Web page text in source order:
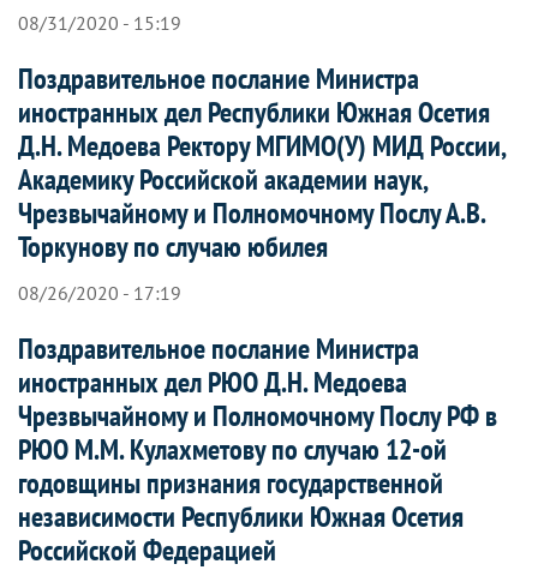
08/31/2020 - 15:19
Поздравительное послание Министра
иностранных дел Республики Южная Осетия
Д.Н. Медоева Ректору МГИМО(У) МИД России,
Академику Российской академии наук,
Чрезвычайному и Полномочному Послу А.В.
Торкунову по случаю юбилея
08/26/2020 - 17:19
Поздравительное послание Министра
иностранных дел РЮО Д.Н. Медоева
Чрезвычайному и Полномочному Послу РФ в
РЮО М.М. Кулахметову по случаю 12-ой
годовщины признания государственной
независимости Республики Южная Осетия
Российской Федерацией